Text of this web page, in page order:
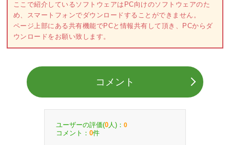
ここで紹介しているソフトウェアはPC向けのソフトウェアのた
め、スマートフォンでダウンロードすることができません。
ページ上部にある共有機能でPCと情報共有して頂き、PCからダ
ウンロードをお願い致します。
コメント
ユーザーの評価(0 人)： 0
コメント： 0件